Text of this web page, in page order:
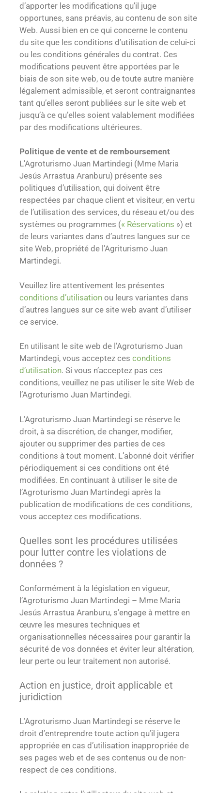
d’apporter les modifications qu’il juge
opportunes, sans préavis, au contenu de son site
Web. Aussi bien en ce qui concerne le contenu
du site que les conditions d’utilisation de celui-ci
ou les conditions générales du contrat. Ces
modifications peuvent être apportées par le
biais de son site web, ou de toute autre manière
légalement admissible, et seront contraignantes
tant qu’elles seront publiées sur le site web et
jusqu’à ce qu’elles soient valablement modifiées
par des modifications ultérieures.
Politique de vente et de remboursement
L’Agroturismo Juan Martindegi (Mme Maria
Jesús Arrastua Aranburu) présente ses
politiques d’utilisation, qui doivent être
respectées par chaque client et visiteur, en vertu
de l’utilisation des services, du réseau et/ou des
systèmes ou programmes (« Réservations ») et
de leurs variantes dans d’autres langues sur ce
site Web, propriété de l’Agriturismo Juan
Martindegi.
Veuillez lire attentivement les présentes
conditions d’utilisation ou leurs variantes dans
d’autres langues sur ce site web avant d’utiliser
ce service.
En utilisant le site web de l’Agroturismo Juan
Martindegi, vous acceptez ces conditions
d’utilisation. Si vous n’acceptez pas ces
conditions, veuillez ne pas utiliser le site Web de
l’Agroturismo Juan Martindegi.
L’Agroturismo Juan Martindegi se réserve le
droit, à sa discrétion, de changer, modifier,
ajouter ou supprimer des parties de ces
conditions à tout moment. L’abonné doit vérifier
périodiquement si ces conditions ont été
modifiées. En continuant à utiliser le site de
l’Agroturismo Juan Martindegi après la
publication de modifications de ces conditions,
vous acceptez ces modifications.
Quelles sont les procédures utilisées
pour lutter contre les violations de
données ?
Conformément à la législation en vigueur,
l’Agroturismo Juan Martindegi – Mme Maria
Jesús Arrastua Aranburu, s’engage à mettre en
œuvre les mesures techniques et
organisationnelles nécessaires pour garantir la
sécurité de vos données et éviter leur altération,
leur perte ou leur traitement non autorisé.
Action en justice, droit applicable et
juridiction
L’Agroturismo Juan Martindegi se réserve le
droit d’entreprendre toute action qu’il jugera
appropriée en cas d’utilisation inappropriée de
ses pages web et de ses contenus ou de non-
respect de ces conditions.